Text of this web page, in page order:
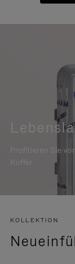
Profitieren Sie
Koffer
KOLLEKTION